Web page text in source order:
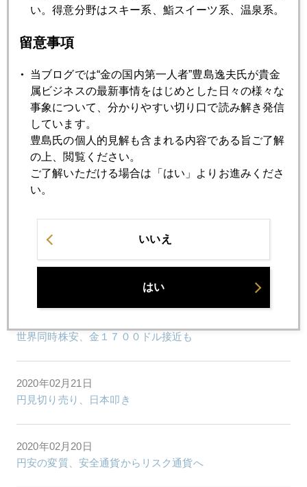
1月
7月 8月 9月 10月 11月 12月
2020年02月28日
ＶＩＸ急騰、ＡＩは感染せず市場で暴走
2020年02月27日
2020年02月26日
世界同時株安、金１７００ドル接近も
2020年02月21日
円見切り売り、日本叩き
2020年02月20日
円安の変質、安全通貨からリスク通貨へ
い。得意分野はスキー系、鮨スイーツ系、温泉系。
留意事項
当ブログでは“金の国内第一人者”豊島逸夫氏が貴金
属ビジネスの最新事情をはじめとした日々の様々な
事象について、分かりやすい切り口で読み解き発信
しています。
豊島氏の個人的見解も含まれる内容である旨ご了解
の上、閲覧ください。
ご了解いただける場合は「はい」よりお進みくださ
い。
いいえ
はい